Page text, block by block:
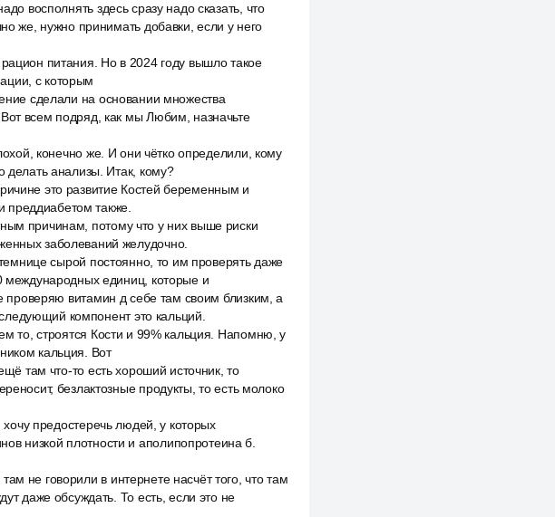
восполнять здесь сразу надо сказать, что
же, нужно принимать добавки, если у него
питания. Но в 2024 году вышло такое
с которым
сделали на основании множества
всем подряд, как мы Любим, назначьте
конечно же. И они чётко определили, кому
делать анализы. Итак, кому?
это развитие Костей беременным и
также.
причинам, потому что у них выше риски
заболеваний желудочно.
сырой постоянно, то им проверять даже
международных единиц, которые и
проверяю витамин д себе там своим близким, а
компонент это кальций.
то, строятся Кости и 99% кальция. Напомню, у
кальция. Вот
там что-то есть хороший источник, то
безлактозные продукты, то есть молоко
предостеречь людей, у которых
низкой плотности и аполипопротеина б.
не говорили в интернете насчёт того, что там
даже обсуждать. То есть, если это не